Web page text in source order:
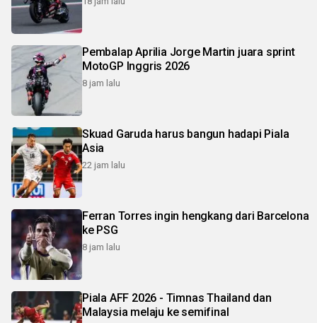
Pembalap Aprilia Jorge Martin juara sprint
MotoGP Inggris 2026
8 jam lalu
Skuad Garuda harus bangun hadapi Piala
Asia
22 jam lalu
Ferran Torres ingin hengkang dari Barcelona
ke PSG
8 jam lalu
Piala AFF 2026 - Timnas Thailand dan
Malaysia melaju ke semifinal